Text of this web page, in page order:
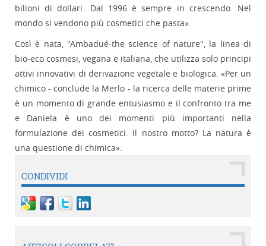
bilioni di dollari. Dal 1996 è sempre in crescendo. Nel
mondo si vendono più cosmetici che pasta».
Così è nata, "Ambadué-the science of nature", la linea di
bio-eco cosmesi, vegana e italiana, che utilizza solo principi
attivi innovativi di derivazione vegetale e biologica. «Per un
chimico - conclude la Merlo - la ricerca delle materie prime
è un momento di grande entusiasmo e il confronto tra me
e Daniela è uno dei momenti più importanti nella
formulazione dei cosmetici. Il nostro motto? La natura è
una questione di chimica».
CONDIVIDI